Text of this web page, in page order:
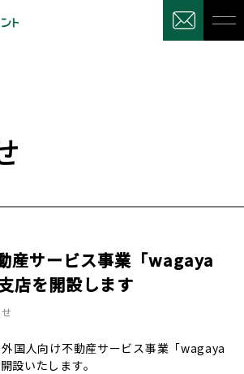
産サービス事業「wagaya
店を開設します
国人向け不動産サービス事業「wagaya
設いたします。